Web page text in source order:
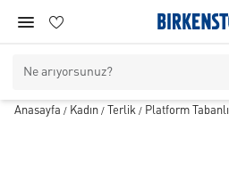
Anasayfa / Kadın / Terlik / Platform Tabanlı